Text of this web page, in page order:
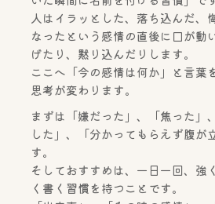
人はイラッとした、落ち込んだ、
なったという感情の直後に口が動
げたり、黙り込んだりします。
ここへ「今の感情は何か」と言葉
思考が変わります。
まずは「嫌だった」、「焦った」
した」、「分かってもらえず腹が
す。
そしておすすめは、一日一回、強
く書く習慣を持つことです。